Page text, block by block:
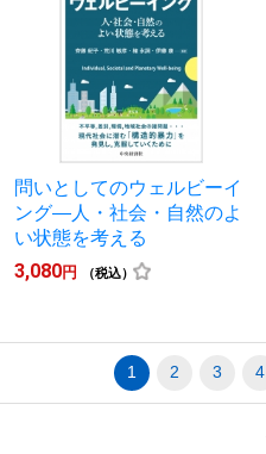
問いとしてのウェルビーイ
ング―人・社会・自然のよ
い状態を考える
3,080円 （税込）
1 2 3 4